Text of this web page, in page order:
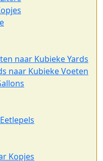
naar Kubieke Yards
naar Kubieke Voeten
Kopjes